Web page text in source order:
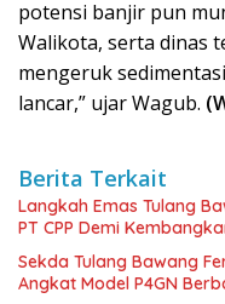
potensi banjir pun
Walikota, serta dinas
mengeruk
lancar,” ujar Wagub.
Berita Terkait
Langkah Emas Tulang
PT CPP Demi
Sekda Tulang Bawang
Angkat Model P4GN